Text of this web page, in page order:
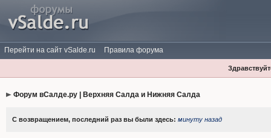
Перейти на сайт vSalde.ru Правила форума
Форум вСалде.ру | Верхняя Салда и Нижняя Салда
С возвращением, последний раз вы были здесь: минуту назад